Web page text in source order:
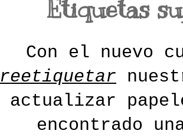
Etiquetas
Con el nuevo
reetiquetar
actualizar
encontrado